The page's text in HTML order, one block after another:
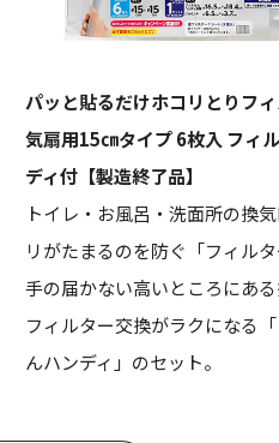
パッと貼るだけホコリとりフ
気扇用15㎝タイプ 6枚入 フィ
ディ付【製造終了品】
トイレ・お風呂・洗面所の換
リがたまるのを防ぐ「フィル
手の届かない高いところにあ
フィルター交換がラクになる
んハンディ」のセット。